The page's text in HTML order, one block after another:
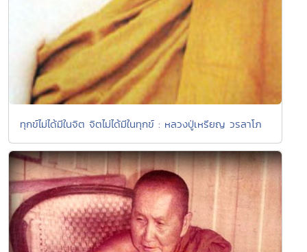
ทุกข์ไม่ได้มีในจิต จิตไม่ได้มีในทุกข์ : หลวงปู่เหรียญ วรลาโภ